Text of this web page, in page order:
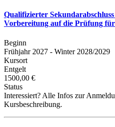
Qualifizierter
Vorbereitung auf die Prüfung
Beginn
Frühjahr 2027 - Winter 2028/2029
Kursort
Entgelt
1500,00 €
Status
Interessiert? Alle Infos zur
Kursbeschreibung.